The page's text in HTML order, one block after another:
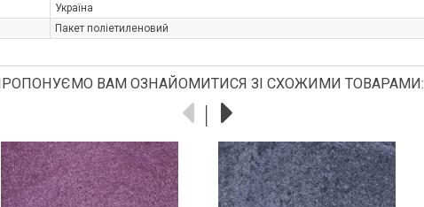
Україна
Пакет поліетиленовий
ВАМ ОЗНАЙОМИТИСЯ ЗІ СХОЖИМИ ТОВАРАМИ: